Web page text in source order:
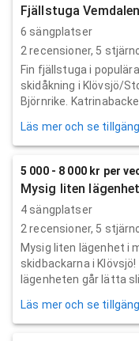
Fjällstuga
6 sängplatser
2 recensioner, 5
Fin fjällstuga i
skidåkning i Klövsjö/
Björnrike.
Läs mer och se
5 000 - 8 000 kr per
Mysig liten
4 sängplatser
2 recensioner, 5
Mysig liten lägenhet i
skidbackarna i
lägenheten går lätta
Läs mer och se